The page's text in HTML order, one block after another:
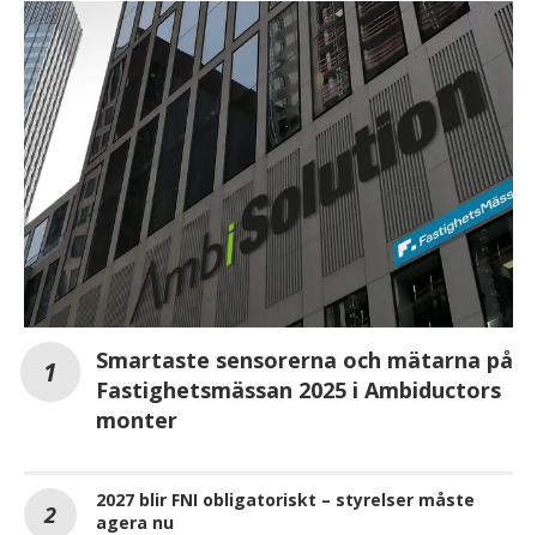
Smartaste sensorerna och mätarna på
Fastighetsmässan 2025 i Ambiductors
monter
2027 blir FNI obligatoriskt – styrelser måste
agera nu